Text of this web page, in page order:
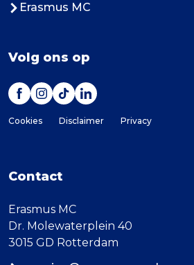
Erasmus MC
Volg ons op
Cookies Disclaimer Privacy
Contact
Erasmus MC
Dr. Molewaterplein 40
3015 GD Rotterdam